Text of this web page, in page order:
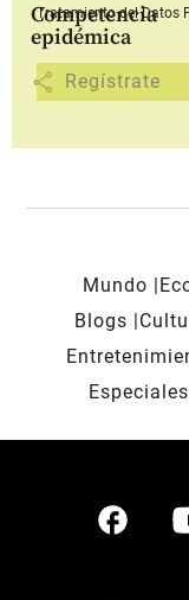
Competencia
epidémica
share
Tratamiento del Datos
Mundo
Blogs